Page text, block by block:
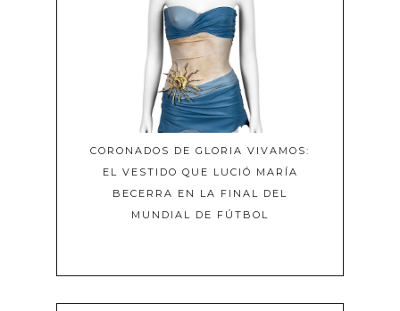
CORONADOS DE GLORIA VIVAMOS:
EL VESTIDO QUE LUCIÓ MARÍA
BECERRA EN LA FINAL DEL
MUNDIAL DE FÚTBOL